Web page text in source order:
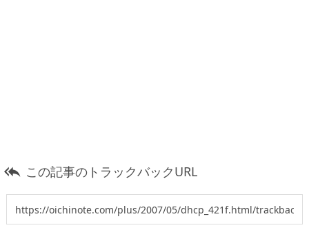
 この記事のトラックバックURL